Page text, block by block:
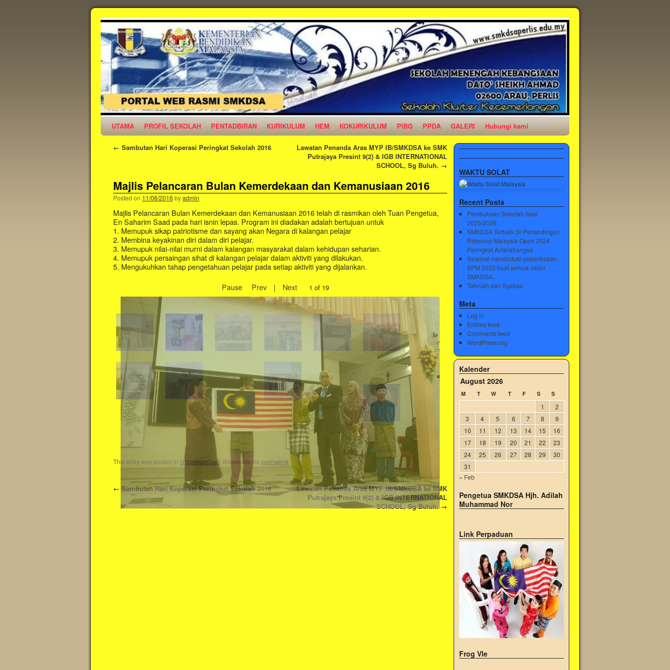
UTAMA PROFIL SEKOLAH PENTADBIRAN KURIKULUM HEM KOKURIKULUM PIBG PPDA GALERI Hubungi kami
← Sambutan Hari Koperasi Peringkat Sekolah 2016
Lawatan Penanda Aras MYP IB/SMKDSA ke SMK
Putrajaya Presint 9(2) & IGB INTERNATIONAL
SCHOOL, Sg Buluh. →
Majlis Pelancaran Bulan Kemerdekaan dan Kemanusiaan 2016
Posted on 11/08/2016byadmin
Majlis Pelancaran Bulan Kemerdekaan dan Kemanusiaan 2016 telah di rasmikan oleh Tuan Pengetua,
En Saharim Saad pada hari isnin lepas. Program ini diadakan adalah bertujuan untuk
1. Memupuk sikap patriotisme dan sayang akan Negara di kalangan pelajar
2. Membina keyakinan diri dalam diri pelajar.
3. Memupuk nilai-nilai murni dalam kalangan masyarakat dalam kehidupan seharian.
4. Memupuk persaingan sihat di kalangan pelajar dalam aktiviti yang dilakukan.
5. Mengukuhkan tahap pengetahuan pelajar pada setiap aktiviti yang dijalankan.
Pause
Prev | Next 2 of 19
This entry was posted in Uncategorized . Bookmark the permalink
←Sambutan Hari Koperasi Peringkat Sekolah 2016
Lawatan Penanda Aras MYP IB/SMKDSA ke SMK
Putrajaya Presint 9(2) & IGB INTERNATIONAL
SCHOOL, Sg Buluh.→
WAKTU SOLAT
Recent Posts
Pembukaan Sekolah Sesi
2025/2026
SMKDSA Terbaik Di Pertandingan
Robocup Malaysia Open 2024
Peringkat Antarabangsa
Selamat menduduki peperiksaan
SPM 2023 buat semua calon
SMKDSA..
Tahniah dan Syabas
Meta
Log in
Entries feed
Comments feed
WordPress.org
Kalender
August 2026
M T W T F S S
1
2
3
4 5 6 7 8
9
10
11 12 13 14 15
16
17
18 19 20 21 22
23
24
25 26 27 28 29
30
31
« Feb
Pengetua SMKDSA Hjh. Adilah
Muhammad Nor
Link Perpaduan
Frog Vle